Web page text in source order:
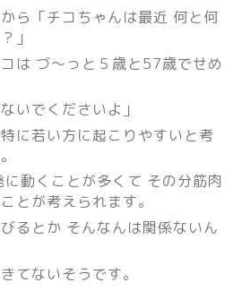
ら「チコちゃんは最近 何と何
」
は づ～っと５歳と57歳でせめ
いでくださいよ」
に若い方に起こりやすいと考
動くことが多くて その分筋肉
とが考えられます。
るとか そんなんは関係ないん
てないそうです。